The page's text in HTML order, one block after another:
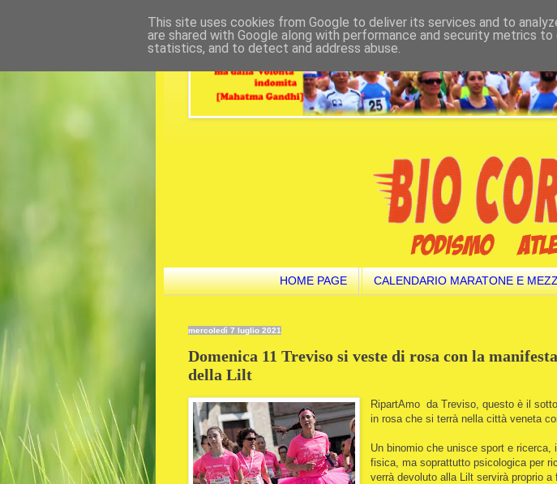
HOME PAGE CALENDARIO MARATONE E
mercoledì 7 luglio 2021
Domenica 11 Treviso si veste di rosa con la
della Lilt
RipartAmo da Treviso, questo è il
in rosa che si terrà nella città veneta
Un binomio che unisce sport e ricerca,
fisica, ma soprattutto psicologica per
verrà devoluto alla Lilt servirà proprio a
This site uses cookies from Google to deliver its services and to
are shared with Google along with performance and security metrics
statistics, and to detect and address abuse.